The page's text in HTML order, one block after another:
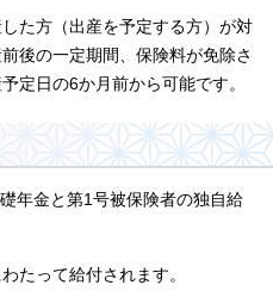
た方（出産を予定する方）が対
後の一定期間、保険料が免除さ
定日の6か月前から可能です。
年金と第1号被保険者の独自給
たって給付されます。